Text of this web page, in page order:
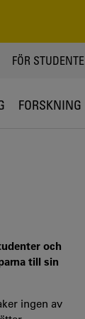
TOPPMENY
FÖR
FORSKNING
och
till sin
ingen av